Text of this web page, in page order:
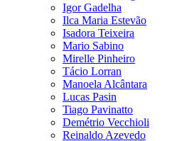
Igor Gadelha
Ilca Maria Estevão
Isadora Teixeira
Mario Sabino
Mirelle Pinheiro
Tácio Lorran
Manoela Alcântara
Lucas Pasin
Tiago Pavinatto
Demétrio Vecchioli
Reinaldo Azevedo